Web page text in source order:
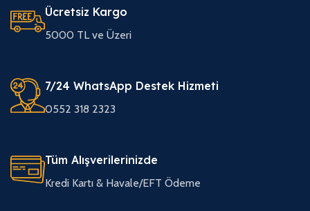
Ücretsiz Kargo
5000 TL ve Üzeri
7/24 WhatsApp Destek Hizmeti
0552 318 2323
Tüm Alışverilerinizde
Kredi Kartı & Havale/EFT Ödeme